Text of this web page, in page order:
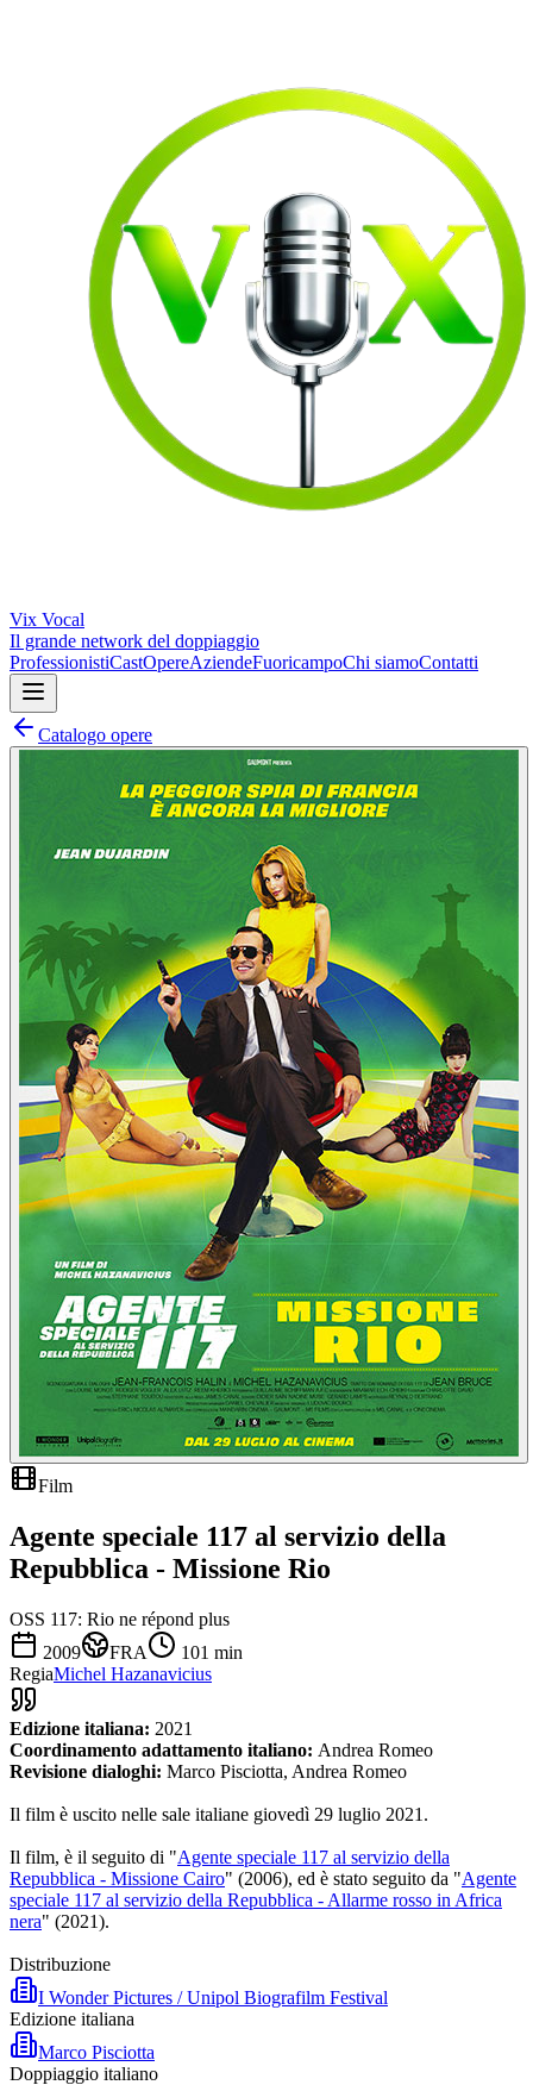
Vix Vocal
Il grande network del doppiaggio
ProfessionistiCastOpereAziendeFuoricampoChi siamoContatti
Catalogo opere
Film
Agente speciale 117 al servizio della
Repubblica - Missione Rio
OSS 117: Rio ne répond plus
2009
FRA 101 min
RegiaMichel Hazanavicius
Edizione italiana: 2021
Coordinamento adattamento italiano: Andrea Romeo
Revisione dialoghi: Marco Pisciotta, Andrea Romeo
Il film è uscito nelle sale italiane giovedì 29 luglio 2021.
Il film, è il seguito di "Agente speciale 117 al servizio della
Repubblica - Missione Cairo" (2006), ed è stato seguito da "Agente
speciale 117 al servizio della Repubblica - Allarme rosso in Africa
nera" (2021).
Distribuzione
I Wonder Pictures / Unipol Biografilm Festival
Edizione italiana
Marco Pisciotta
Doppiaggio italiano